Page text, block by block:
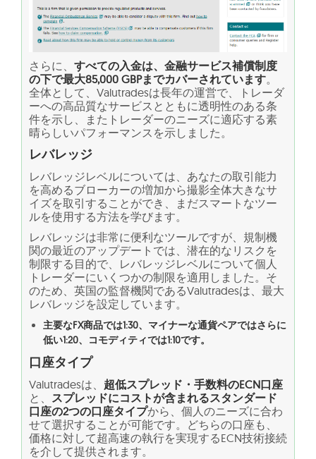
さらに、 すべての入金は、金融サービス補償制度
の下で最大85,000 GBPまでカバーされています。
全体として、Valutradesは長年の運営で、トレーダ
ーへの高品質なサービスとともに透明性のある条
件を示し、またトレーダーのニーズに適応する素
晴らしいパフォーマンスを示しました。
レバレッジ
レバレッジレベルについては、あなたの取引能力
を高めるブローカーの増加から撮影全体大きなサ
イズを取引することができ、まだスマートなツー
ルを使用する方法を学びます。
レバレッジは非常に便利なツールですが、規制機
関の最近のアップデートでは、潜在的なリスクを
制限する目的で、レバレッジレベルについて個人
トレーダーにいくつかの制限を適用しました。そ
のため、英国の監督機関であるValutradesは、最大
レバレッジを設定しています。
主要なFX商品では1:30、マイナーな通貨ペアではさらに
低い1:20、コモディティでは1:10です。
口座タイプ
Valutradesは、 超低スプレッド・手数料のECN口座
と、 スプレッドにコストが含まれるスタンダード
口座の2つの口座タイプから、個人のニーズに合わ
せて選択することが可能です。どちらの口座も、
価格に対して超高速の執行を実現するECN技術接続
を介して提供されます。